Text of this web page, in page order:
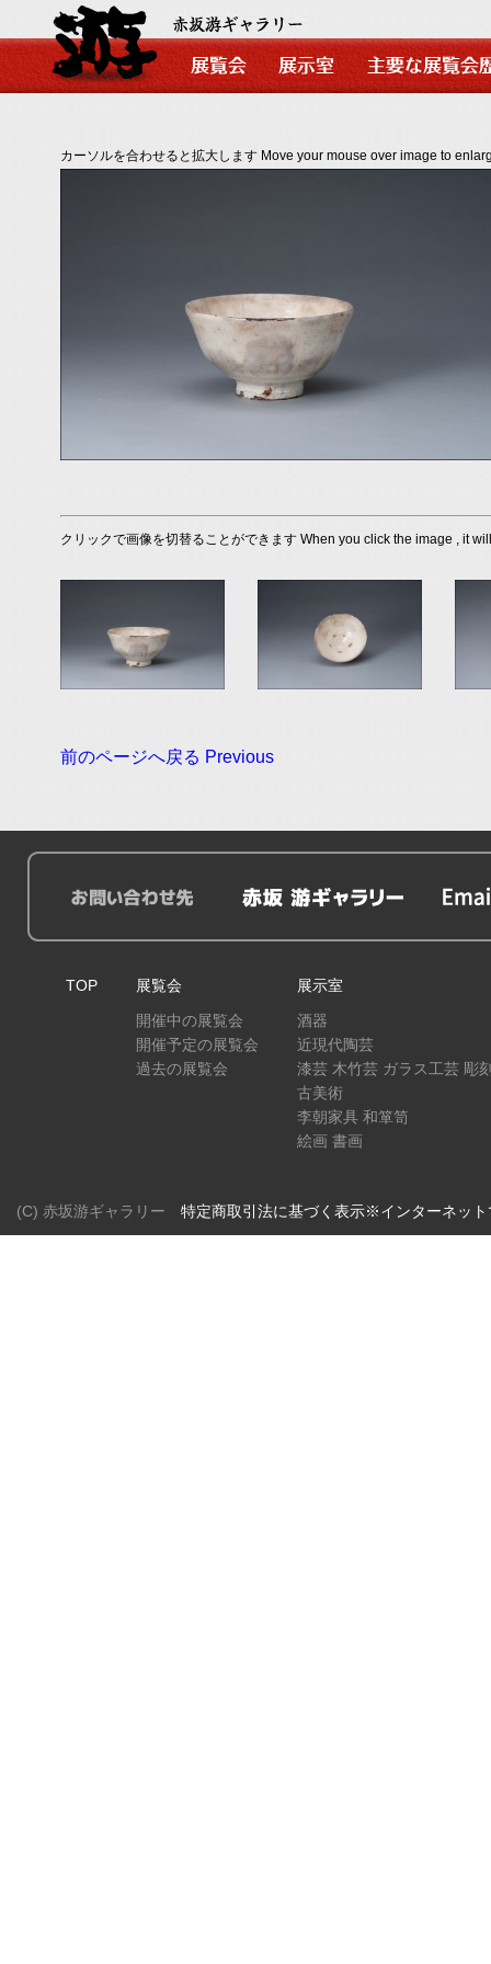
カーソルを合わせると拡大します Move your mouse over image to
クリックで画像を切替ることができます When you click the image , it
前のページへ戻る Previous
TOP
展覧会
開催中の展覧会
開催予定の展覧会
過去の展覧会
展示室
酒器
近現代陶芸
漆芸 木竹芸 ガラス工芸 彫
古美術
李朝家具 和箪笥
絵画 書画
(C) 赤坂游ギャラリー 特定商取引法に基づく表示※インターネッ